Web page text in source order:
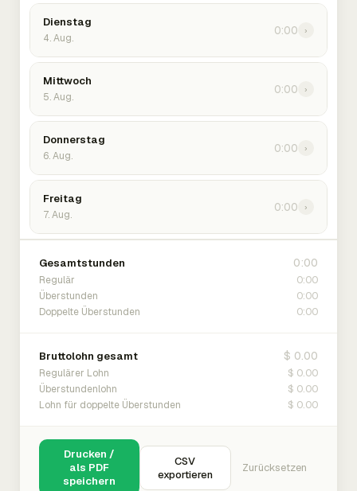
Dienstag
4. Aug.
0:00 ›
Mittwoch
5. Aug.
0:00 ›
Donnerstag
6. Aug.
0:00 ›
Freitag
7. Aug.
0:00 ›
Gesamtstunden 0:00
Regulär 0:00
Überstunden 0:00
Doppelte Überstunden 0:00
Bruttolohn gesamt $ 0.00
Regulärer Lohn $ 0.00
Überstundenlohn $ 0.00
Lohn für doppelte Überstunden $ 0.00
Drucken /
als PDF
speichern
CSV
exportieren
Zurücksetzen